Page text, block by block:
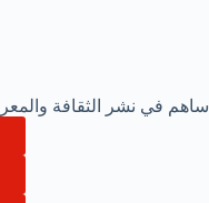
ساهم في نشر الثقافة